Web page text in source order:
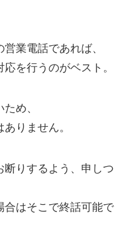
業電話であれば、
を行うのがベスト。
め、
りません。
断りするよう、申しつ
合はそこで終話可能で